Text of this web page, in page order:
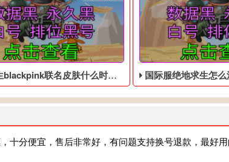
联名皮肤什么时候结束 - 大逃杀低价的账号 国际服绝地求生怎么注册账号手机
分便宜，售后非常好，有问题支持换号退款，最好